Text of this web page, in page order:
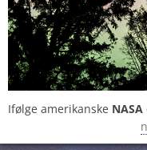
Ifølge amerikanske NASA